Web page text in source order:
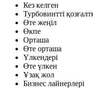
Кез келген
Турбовинтті
Өте жеңіл
Өкпе
Орташа
Өте орташа
Үлкендері
Өте үлкен
Ұзақ жол
Бизнес лайнерлері